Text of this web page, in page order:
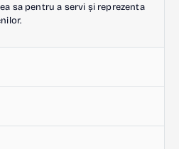
sa pentru a servi și reprezenta